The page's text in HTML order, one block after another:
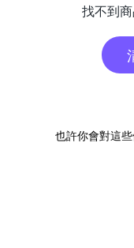
找不到
也許你會對這